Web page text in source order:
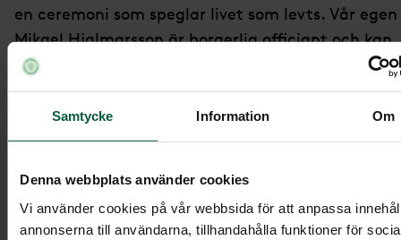
Samtycke Information Om
Denna webbplats använder cookies
Vi använder cookies på vår webbsida för att anpassa
annonserna till användarna, tillhandahålla funktioner för
en ceremoni som speglar livet som levts. Vår egen
Mikael Hjalmarsson är borgerlig officiant och kan
hjälpa dig att planera samt hålla i ceremonin.
Kyrklig begravning
Kyrkliga begravningar är begravningsceremonier
som följer kristna traditioner och äger rum i en
kyrka eller ett kapell. Den leds oftast av en präst